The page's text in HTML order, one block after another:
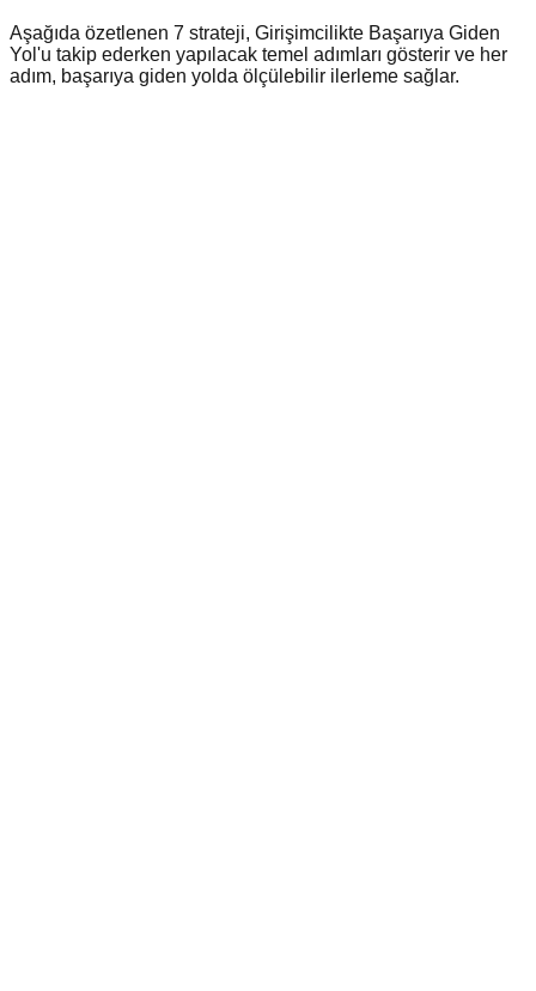
Aşağıda özetlenen 7 strateji, Girişimcilikte Başarıya Giden
Yol'u takip ederken yapılacak temel adımları gösterir ve her
adım, başarıya giden yolda ölçülebilir ilerleme sağlar.